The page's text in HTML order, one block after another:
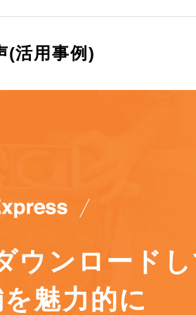
(活用事例)
ウンロードし
魅力的に